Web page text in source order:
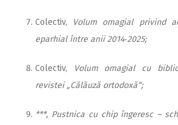
Colectiv,
Volum omagial privind
epar­hial între anii 2014‑2025;
Colectiv,
Volum omagial cu
revistei „Călăuză ortodoxă“;
***, Pustnica cu chip îngeresc –